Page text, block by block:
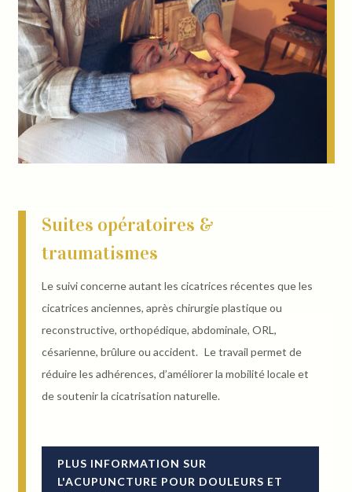
Suites opératoires &
traumatismes
Le suivi concerne autant les cicatrices récentes que les
cicatrices anciennes, après chirurgie plastique ou
reconstructive, orthopédique, abdominale, ORL,
césarienne, brûlure ou accident. Le travail permet de
réduire les adhérences, d’améliorer la mobilité locale et
de soutenir la cicatrisation naturelle.
PLUS INFORMATION SUR
L'ACUPUNCTURE POUR DOULEURS ET